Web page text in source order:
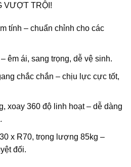
VƯỢT TRỘI!
tính – chuẩn chỉnh cho các
êm ái, sang trọng, dễ vệ sinh.
chắc chắn – chịu lực cực tốt,
xoay 360 độ linh hoạt – dễ dàng
x R70, trọng lượng 85kg –
đối.